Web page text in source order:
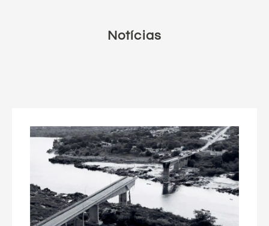
Notícias